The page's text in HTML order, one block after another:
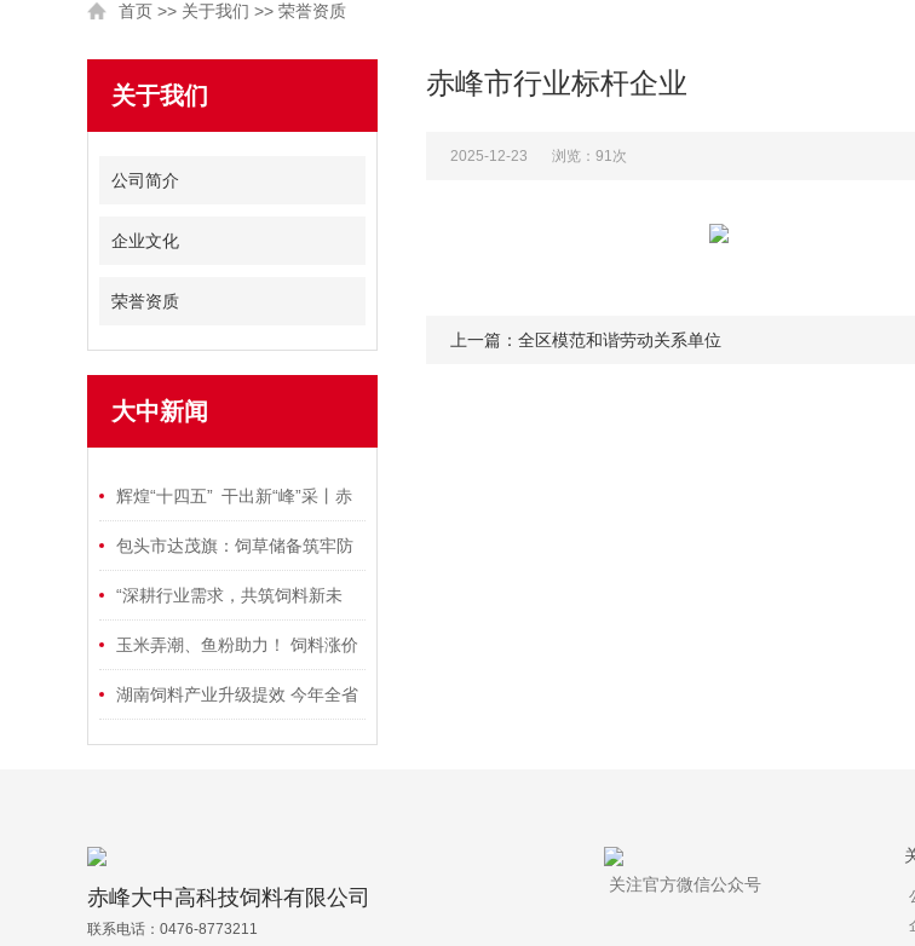
首页 >> 关于我们 >> 荣誉资质
关于我们
公司简介
企业文化
荣誉资质
大中新闻
辉煌“十四五” 干出新“峰”采丨赤
峰畜牧业背后的提质增效密码
包头市达茂旗：饲草储备筑牢防
寒保牧网
“深耕行业需求，共筑饲料新未
来”！通威坚守产品稳定，质量如
一！
玉米弄潮、鱼粉助力！ 饲料涨价
有了底气
湖南饲料产业升级提效 今年全省
饲料总产量将突破1500万吨
赤峰市行业标杆企业
2025-12-23 浏览：91次
上一篇：全区模范和谐劳动关系单位
赤峰大中高科技饲料有限公司
联系电话：0476-8773211
关注官方微信公众号